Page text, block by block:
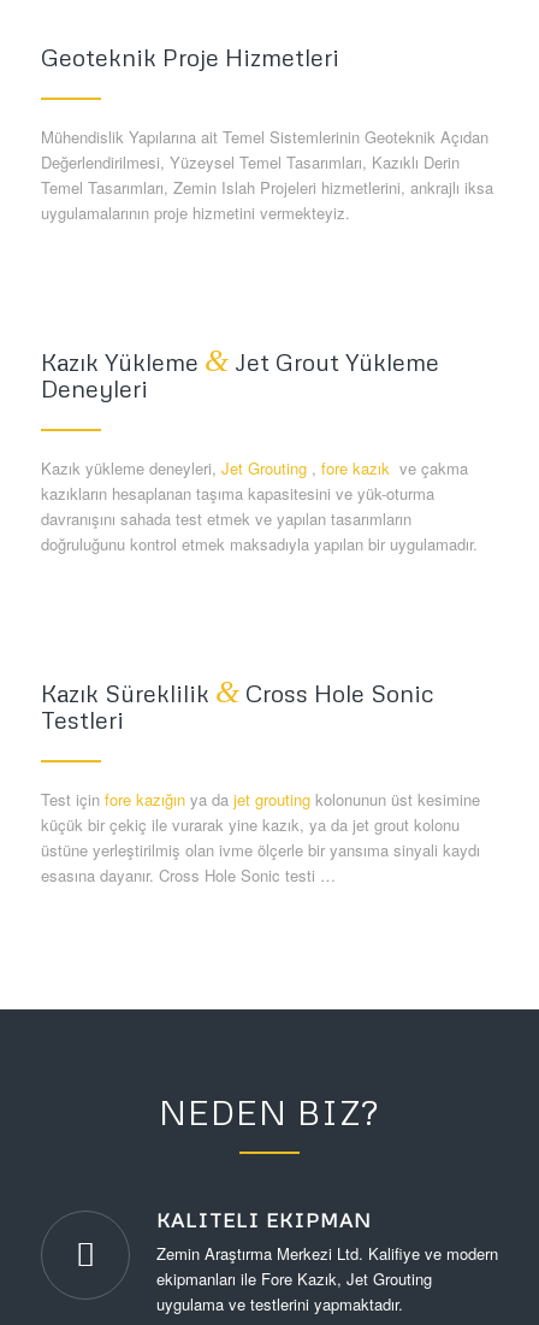
Geoteknik Proje Hizmetleri
Mühendislik Yapılarına ait Temel Sistemlerinin Geoteknik Açıdan
Değerlendirilmesi, Yüzeysel Temel Tasarımları, Kazıklı Derin
Temel Tasarımları, Zemin Islah Projeleri hizmetlerini, ankrajlı iksa
uygulamalarının proje hizmetini vermekteyiz.
Kazık Yükleme &Jet Grout Yükleme
Deneyleri
Kazık yükleme deneyleri, Jet Grouting, fore kazıkve çakma
kazıkların hesaplanan taşıma kapasitesini ve yük-oturma
davranışını sahada test etmek ve yapılan tasarımların
doğruluğunu kontrol etmek maksadıyla yapılan bir uygulamadır.
Kazık Süreklilik &Cross Hole Sonic
Testleri
Test için fore kazığınya da jet groutingkolonunun üst kesimine
küçük bir çekiç ile vurarak yine kazık, ya da jet grout kolonu
üstüne yerleştirilmiş olan ivme ölçerle bir yansıma sinyali kaydı
esasına dayanır. Cross Hole Sonic testi …
NEDEN BIZ?
KALITELI EKIPMAN
Zemin Araştırma Merkezi Ltd. Kalifiye ve modern
ekipmanları ile Fore Kazık, Jet Grouting
uygulama ve testlerini yapmaktadır.